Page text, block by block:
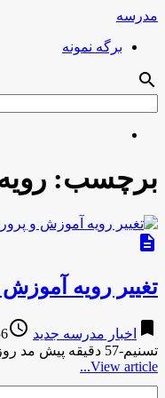
مدرسه
برگه نمونه
search
برچسب:
description
تغییر رویه
bookmark اخبار مدرسه جدید access_time
ago
تسنیم-57 دقیقه پیش مد روز صبحانه
View article...